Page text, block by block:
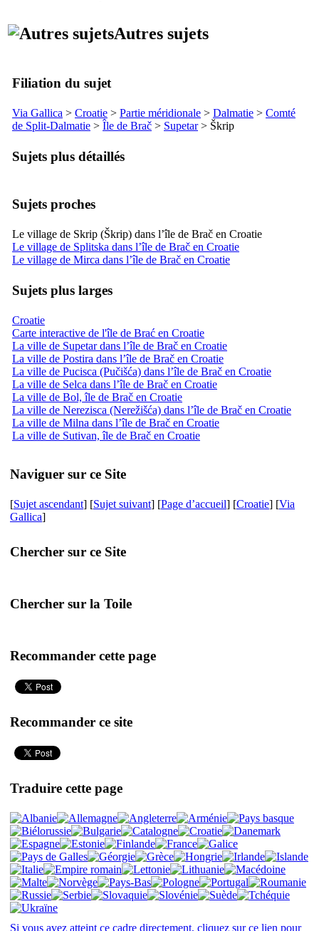
Autres sujets
Filiation du sujet
Via Gallica > Croatie > Partie méridionale > Dalmatie > Comté
de Split-Dalmatie > Île de Brač > Supetar> Škrip
Sujets plus détaillés
Sujets proches
Le village de Skrip (Škrip) dans l’île de Brač en Croatie
Le village de Splitska dans l’île de Brač en Croatie
Le village de Mirca dans l’île de Brač en Croatie
Sujets plus larges
Croatie
Carte interactive de l'île de Brać en Croatie
La ville de Supetar dans l’île de Brač en Croatie
La ville de Postira dans l’île de Brač en Croatie
La ville de Pucisca (Pučišća) dans l’île de Brač en Croatie
La ville de Selca dans l’île de Brač en Croatie
La ville de Bol, île de Brač en Croatie
La ville de Nerezisca (Nerežišća) dans l’île de Brač en Croatie
La ville de Milna dans l’île de Brač en Croatie
La ville de Sutivan, île de Brač en Croatie
Naviguer sur ce Site
[Sujet ascendant] [Sujet suivant] [Page d’accueil] [Croatie] [Via
Gallica]
Chercher sur ce Site
Chercher sur la Toile
Recommander cette page
Recommander ce site
Traduire cette page
Si vous avez atteint ce cadre directement, cliquez sur ce lien pour